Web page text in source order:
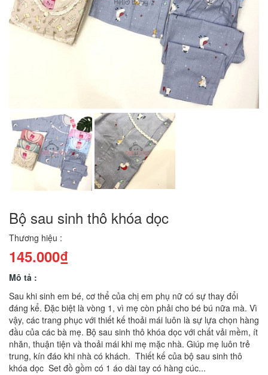
Bộ sau sinh thô khóa dọc
Thương hiệu :
145.000₫
Mô tả :
Sau khi sinh em bé, cơ thể của chị em phụ nữ có sự thay đổi
đáng kể. Đặc biệt là vòng 1, vì mẹ còn phải cho bé bú nữa mà. Vì
vậy, các trang phục với thiết kế thoải mái luôn là sự lựa chọn hàng
đầu của các bà mẹ. Bộ sau sinh thô khóa dọc với chất vải mềm, ít
nhăn, thuận tiện và thoải mái khi mẹ mặc nhà. Giúp mẹ luôn trẻ
trung, kín đáo khi nhà có khách. Thiết kế của bộ sau sinh thô
khóa dọc Set đồ gồm có 1 áo dài tay có hàng cúc...